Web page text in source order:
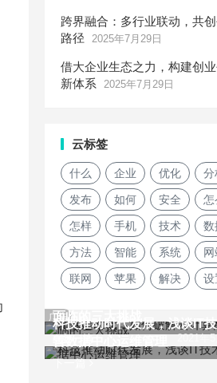
跨界融合：多行业联动，共
路径
2025年7月29日
借大企业生态之力，构建创
新体系
2025年7月29日
云标签
什么 企业 优化 分
发布 如何 安全 怎
怎样 手机 技术 数
方法 智能 系统
联网 苹果 解决 设
广告
上一篇
面临的三大挑战
2021年
下一篇
科技推动时代发展，浅谈IT